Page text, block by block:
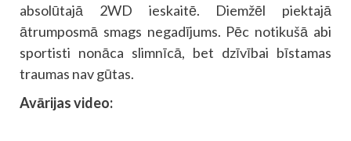
absolūtajā 2WD ieskaitē. Diemžēl piektajā
ātrumposmā smags negadījums. Pēc notikušā abi
sportisti nonāca slimnīcā, bet dzīvībai bīstamas
traumas nav gūtas.
Avārijas video: